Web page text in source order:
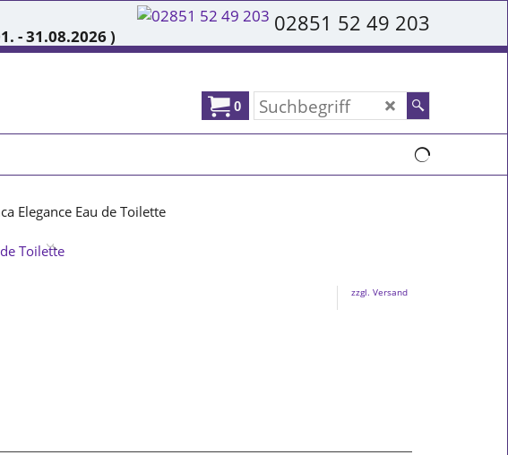
- 31.08.2026 ) 02851 52 49 203
0
Elegance Eau de Toilette
zzgl. Versand